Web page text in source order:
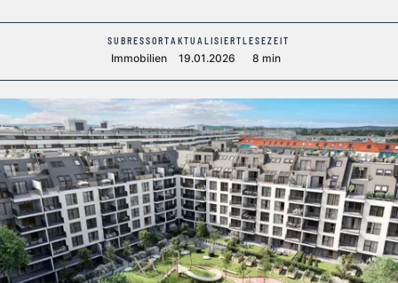
SUBRESSORT
Immobilien
AKTUALISIERT
19.01.2026
LESEZEIT
8 min